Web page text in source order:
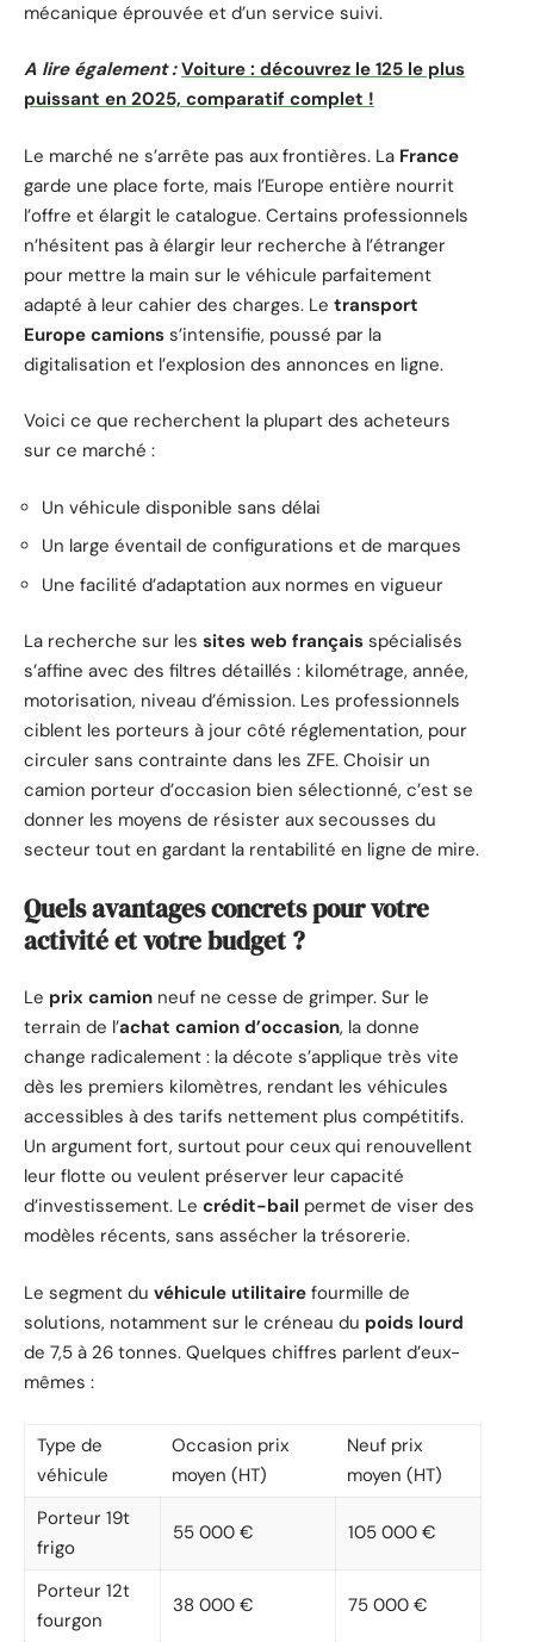
mécanique éprouvée et d’un service suivi.
A lire également : Voiture : découvrez le 125 le plus
puissant en 2025, comparatif complet !
Le marché ne s’arrête pas aux frontières. La France
garde une place forte, mais l’Europe entière nourrit
l’offre et élargit le catalogue. Certains professionnels
n’hésitent pas à élargir leur recherche à l’étranger
pour mettre la main sur le véhicule parfaitement
adapté à leur cahier des charges. Le transport
Europe camions s’intensifie, poussé par la
digitalisation et l’explosion des annonces en ligne.
Voici ce que recherchent la plupart des acheteurs
sur ce marché :
Un véhicule disponible sans délai
Un large éventail de configurations et de marques
Une facilité d’adaptation aux normes en vigueur
La recherche sur les sites web français spécialisés
s’affine avec des filtres détaillés : kilométrage, année,
motorisation, niveau d’émission. Les professionnels
ciblent les porteurs à jour côté réglementation, pour
circuler sans contrainte dans les ZFE. Choisir un
camion porteur d’occasion bien sélectionné, c’est se
donner les moyens de résister aux secousses du
secteur tout en gardant la rentabilité en ligne de mire.
Quels avantages concrets pour votre
activité et votre budget ?
Le prix camion neuf ne cesse de grimper. Sur le
terrain de l’achat camion d’occasion, la donne
change radicalement : la décote s’applique très vite
dès les premiers kilomètres, rendant les véhicules
accessibles à des tarifs nettement plus compétitifs.
Un argument fort, surtout pour ceux qui renouvellent
leur flotte ou veulent préserver leur capacité
d’investissement. Le crédit-bail permet de viser des
modèles récents, sans assécher la trésorerie.
Le segment du véhicule utilitaire fourmille de
solutions, notamment sur le créneau du poids lourd
de 7,5 à 26 tonnes. Quelques chiffres parlent d’eux-
mêmes :
Type de
véhicule
Occasion prix
moyen (HT)
Neuf prix
moyen (HT)
Porteur 19t
frigo
55 000 € 105 000 €
Porteur 12t
fourgon
38 000 € 75 000 €